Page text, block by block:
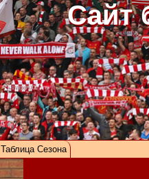
Сайт
Таблица Сезона